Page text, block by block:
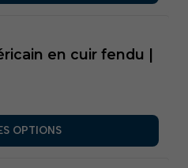
en cuir fendu |
OPTIONS